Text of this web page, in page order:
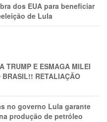
dos EUA para beneficiar
de Lula
TRUMP E ESMAGA MILEI
BRASIL!! RETALIAÇÃO
no governo Lula garante
produção de petróleo